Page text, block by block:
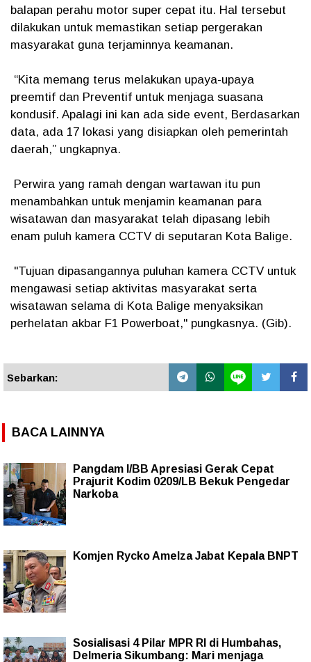
balapan perahu motor super cepat itu. Hal tersebut
dilakukan untuk memastikan setiap pergerakan
masyarakat guna terjaminnya keamanan.
“Kita memang terus melakukan upaya-upaya
preemtif dan Preventif untuk menjaga suasana
kondusif. Apalagi ini kan ada side event, Berdasarkan
data, ada 17 lokasi yang disiapkan oleh pemerintah
daerah,” ungkapnya.
Perwira yang ramah dengan wartawan itu pun
menambahkan untuk menjamin keamanan para
wisatawan dan masyarakat telah dipasang lebih
enam puluh kamera CCTV di seputaran Kota Balige.
"Tujuan dipasangannya puluhan kamera CCTV untuk
mengawasi setiap aktivitas masyarakat serta
wisatawan selama di Kota Balige menyaksikan
perhelatan akbar F1 Powerboat," pungkasnya. (Gib).
Sebarkan:
BACA LAINNYA
Pangdam I/BB Apresiasi Gerak Cepat
Prajurit Kodim 0209/LB Bekuk Pengedar
Narkoba
Komjen Rycko Amelza Jabat Kepala BNPT
Sosialisasi 4 Pilar MPR RI di Humbahas,
Delmeria Sikumbang: Mari menjaga